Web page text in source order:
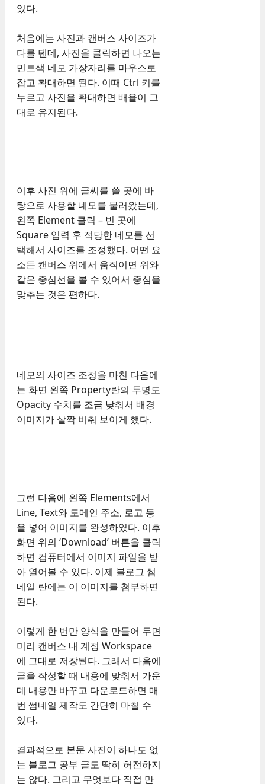
있다.
처음에는 사진과 캔버스 사이즈가
다를 텐데, 사진을 클릭하면 나오는
민트색 네모 가장자리를 마우스로
잡고 확대하면 된다. 이때 Ctrl 키를
누르고 사진을 확대하면 배율이 그
대로 유지된다.
이후 사진 위에 글씨를 쓸 곳에 바
탕으로 사용할 네모를 불러왔는데,
왼쪽 Element 클릭 – 빈 곳에
Square 입력 후 적당한 네모를 선
택해서 사이즈를 조정했다. 어떤 요
소든 캔버스 위에서 움직이면 위와
같은 중심선을 볼 수 있어서 중심을
맞추는 것은 편하다.
네모의 사이즈 조정을 마친 다음에
는 화면 왼쪽 Property란의 투명도
Opacity 수치를 조금 낮춰서 배경
이미지가 살짝 비춰 보이게 했다.
그런 다음에 왼쪽 Elements에서
Line, Text와 도메인 주소, 로고 등
을 넣어 이미지를 완성하였다. 이후
화면 위의 ‘Download’ 버튼을 클릭
하면 컴퓨터에서 이미지 파일을 받
아 열어볼 수 있다. 이제 블로그 썸
네일 란에는 이 이미지를 첨부하면
된다.
이렇게 한 번만 양식을 만들어 두면
미리 캔버스 내 계정 Workspace
에 그대로 저장된다. 그래서 다음에
글을 작성할 때 내용에 맞춰서 가운
데 내용만 바꾸고 다운로드하면 매
번 썸네일 제작도 간단히 마칠 수
있다.
결과적으로 본문 사진이 하나도 없
는 블로그 공부 글도 딱히 허전하지
는 않다. 그리고 무엇보다 직접 만